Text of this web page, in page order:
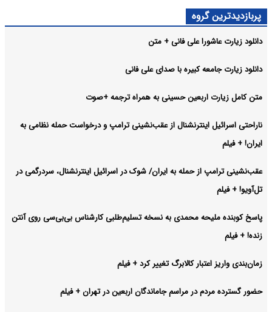
پربازدیدترین گروه
دانلود زیارت عاشورا علی فانی + متن
دانلود زیارت جامعه کبیره با صدای علی فانی
متن کامل زیارت اربعین حسینی به همراه ترجمه +صوت
ناراحتی اسرائیل اینترنشنال از عقب‌نشینی ترامپ و درخواست حمله نظامی به
ایران! + فیلم
عقب‌نشینی ترامپ از حمله به ایران/ شوک در اسرائیل اینترنشنال، سردرگمی در
تل‌آویو! + فیلم
پاسخ کوبنده ملیحه محمدی به نسخه تسلیم‌طلبی کارشناس بی‌بی‌سی روی آنتن
زنده! + فیلم
زمان‌بندی واریز اعتبار کالابرگ تغییر کرد + فیلم
حضور گسترده مردم در مراسم جاماندگان اربعین در تهران + فیلم